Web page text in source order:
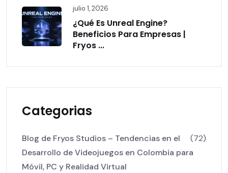
julio 1, 2026
¿Qué Es Unreal Engine?
Beneficios Para Empresas |
Fryos ...
Categorias
Blog de Fryos Studios – Tendencias en el
Desarrollo de Videojuegos en Colombia para
Móvil, PC y Realidad Virtual
(72)